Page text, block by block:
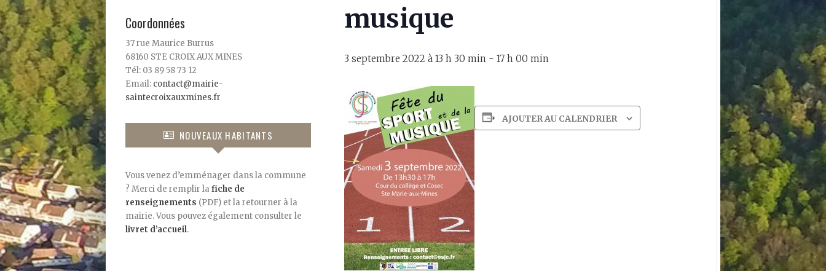
musique
3 septembre 2022 à 13 h 30 min -17 h 00 min
AJOUTER AU CALENDRIER
Coordonnées
37 rue Maurice Burrus
68160 STE CROIX AUX MINES
Tél: 03 89 58 73 12
Email: contact@mairie-
saintecroixauxmines.fr
NOUVEAUX HABITANTS
Vous venez d’emménager dans la commune
? Merci de remplir la fiche de
renseignements (PDF) et la retourner à la
mairie. Vous pouvez également consulter le
livret d’accueil.